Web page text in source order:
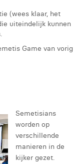
(wees klaar, het
uiteindelijk kunnen
Game van vorig
Semetisians
worden op
verschillende
manieren in de
kijker gezet.